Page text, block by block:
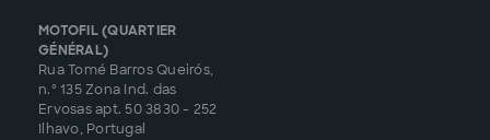
MOTOFIL (QUARTIER
GÉNÉRAL)
Rua Tomé Barros Queirós,
n.º 135 Zona Ind. das
Ervosas apt. 50 3830 - 252
Ilhavo, Portugal